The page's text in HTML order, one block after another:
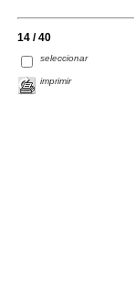
14 / 40
seleccionar
imprimir